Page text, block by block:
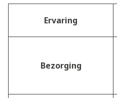
Ervaring
Bezorging